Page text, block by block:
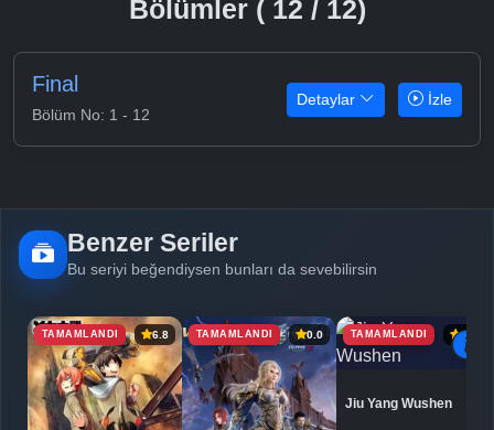
Bölümler ( 12 / 12)
Final
Bölüm No: 1 - 12
Detaylar İzle
Benzer Seriler
Bu seriyi beğendiysen bunları da sevebilirsin
TAMAMLANDI 6.8 TAMAMLANDI 0.0 TAMAMLANDI 6.9
Jiu Yang Wushen